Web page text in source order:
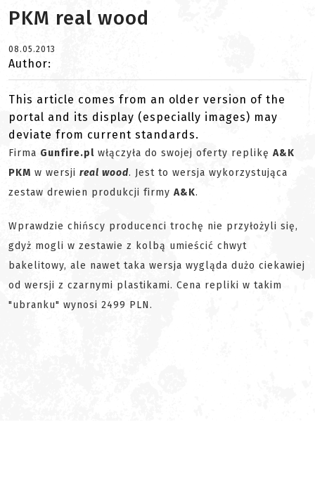
PKM real wood
08.05.2013
Author:
This article comes from an older version of the
portal and its display (especially images) may
deviate from current standards.
Firma Gunfire.pl włączyła do swojej oferty replikę A&K
PKM w wersji real wood. Jest to wersja wykorzystująca
zestaw drewien produkcji firmy A&K.
Wprawdzie chińscy producenci trochę nie przyłożyli się,
gdyż mogli w zestawie z kolbą umieścić chwyt
bakelitowy, ale nawet taka wersja wygląda dużo ciekawiej
od wersji z czarnymi plastikami. Cena repliki w takim
"ubranku" wynosi 2499 PLN.